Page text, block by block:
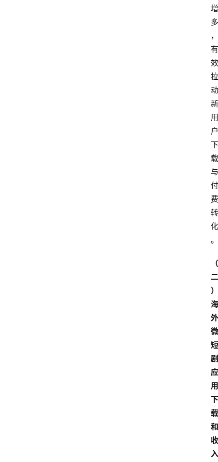
增
多
，
有
效
拉
动
新
用
户
下
载
与
付
费
转
化
。
（
二
）
海
外
微
短
剧
应
用
下
载
和
收
入